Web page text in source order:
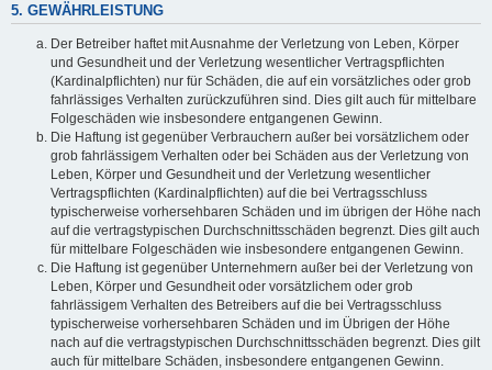
5. GEWÄHRLEISTUNG
Der Betreiber haftet mit Ausnahme der Verletzung von Leben, Körper
und Gesundheit und der Verletzung wesentlicher Vertragspflichten
(Kardinalpflichten) nur für Schäden, die auf ein vorsätzliches oder grob
fahrlässiges Verhalten zurückzuführen sind. Dies gilt auch für mittelbare
Folgeschäden wie insbesondere entgangenen Gewinn.
Die Haftung ist gegenüber Verbrauchern außer bei vorsätzlichem oder
grob fahrlässigem Verhalten oder bei Schäden aus der Verletzung von
Leben, Körper und Gesundheit und der Verletzung wesentlicher
Vertragspflichten (Kardinalpflichten) auf die bei Vertragsschluss
typischerweise vorhersehbaren Schäden und im übrigen der Höhe nach
auf die vertragstypischen Durchschnittsschäden begrenzt. Dies gilt auch
für mittelbare Folgeschäden wie insbesondere entgangenen Gewinn.
Die Haftung ist gegenüber Unternehmern außer bei der Verletzung von
Leben, Körper und Gesundheit oder vorsätzlichem oder grob
fahrlässigem Verhalten des Betreibers auf die bei Vertragsschluss
typischerweise vorhersehbaren Schäden und im Übrigen der Höhe
nach auf die vertragstypischen Durchschnittsschäden begrenzt. Dies gilt
auch für mittelbare Schäden, insbesondere entgangenen Gewinn.